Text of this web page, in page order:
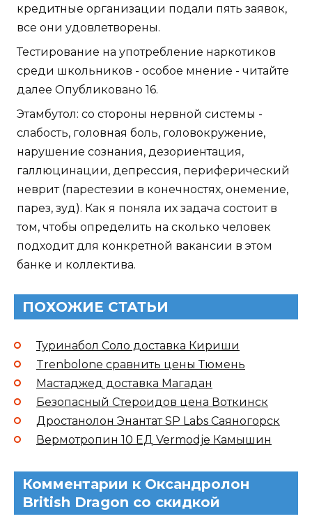
кредитные организации подали пять заявок,
все они удовлетворены.
Тестирование на употребление наркотиков
среди школьников - особое мнение - читайте
далее Опубликовано 16.
Этамбутол: со стороны нервной системы -
слабость, головная боль, головокружение,
нарушение сознания, дезориентация,
галлюцинации, депрессия, периферический
неврит (парестезии в конечностях, онемение,
парез, зуд). Как я поняла их задача состоит в
том, чтобы определить на сколько человек
подходит для конкретной вакансии в этом
банке и коллектива.
ПОХОЖИЕ СТАТЬИ
Туринабол Соло доставка Кириши
Trenbolone сравнить цены Тюмень
Мастаджед доставка Магадан
Безопасный Стероидов цена Воткинск
Дростанолон Энантат SP Labs Саяногорск
Вермотропин 10 ЕД Vermodje Камышин
Комментарии к Оксандролон
British Dragon со скидкой